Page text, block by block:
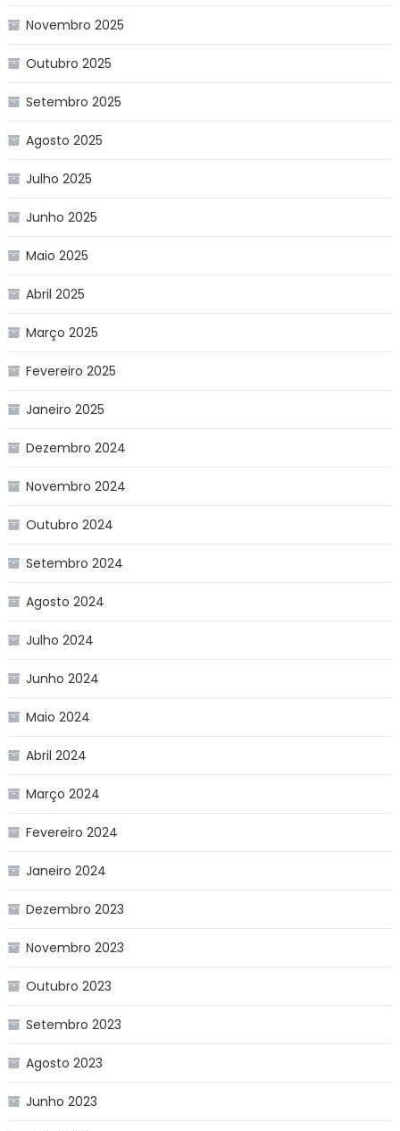
Novembro 2025
Outubro 2025
Setembro 2025
Agosto 2025
Julho 2025
Junho 2025
Maio 2025
Abril 2025
Março 2025
Fevereiro 2025
Janeiro 2025
Dezembro 2024
Novembro 2024
Outubro 2024
Setembro 2024
Agosto 2024
Julho 2024
Junho 2024
Maio 2024
Abril 2024
Março 2024
Fevereiro 2024
Janeiro 2024
Dezembro 2023
Novembro 2023
Outubro 2023
Setembro 2023
Agosto 2023
Junho 2023